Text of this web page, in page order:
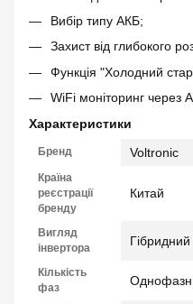
Вибір типу АКБ;
Захист від глибокого
Функція "Холодний
WiFi моніторинг через
Характеристики
Бренд Voltronic
Країна
реєстрації
бренду
Китай
Вигляд
інвертора
Гібридний
Кількість
фаз